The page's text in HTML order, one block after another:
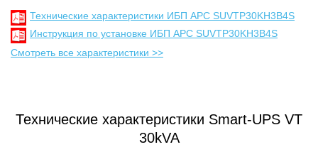
Технические характеристики ИБП APC SUVTP30KH3B4S
Инструкция по установке ИБП APC SUVTP30KH3B4S
Смотреть все характеристики >>
Технические характеристики Smart-UPS VT
30kVA